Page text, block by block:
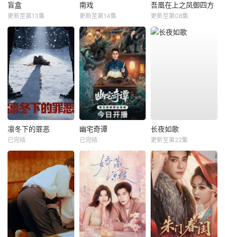
盲盒
更新至第13集
南戏
更新至第14集
吾凰在上之凤御四方
更新至第08集
凛冬下的罪恶
已完结
幽宅奇谭
已完结
长夜如歌
更新至第22集